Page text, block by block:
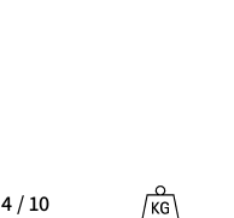
4 / 10